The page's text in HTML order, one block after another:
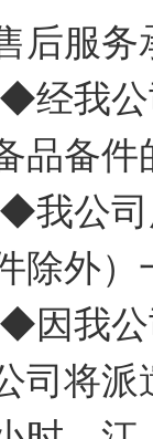
后服务
◆经我公
品备件
◆我公司
除外）
◆因我公
司将派